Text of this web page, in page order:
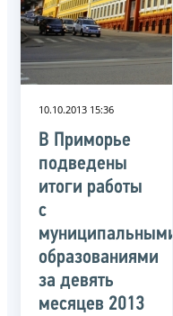
10.10.2013 15:36
В Приморье
подведены
итоги работы
с
муниципальными
образованиями
за девять
месяцев 2013